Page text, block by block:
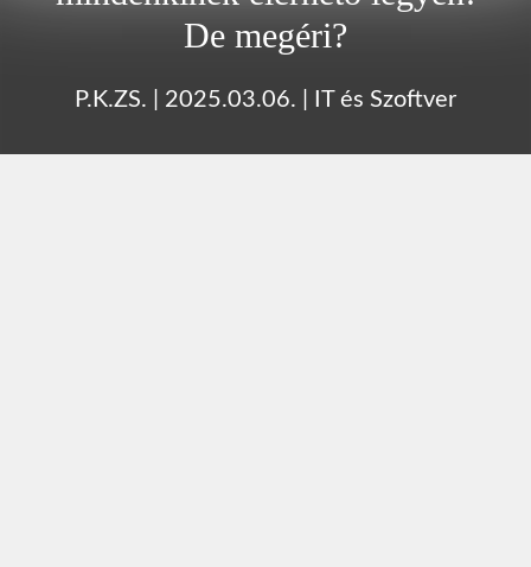
De megéri?
P.K.ZS. 2025.03.06. IT és Szoftver